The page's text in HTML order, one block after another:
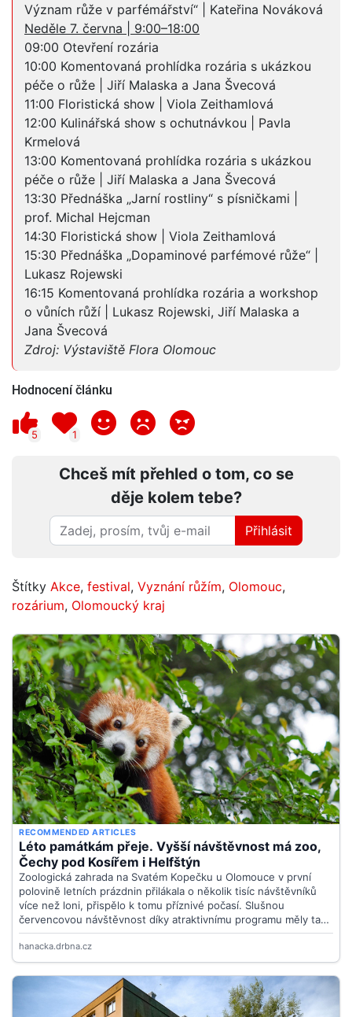
Význam růže v parfémářství“ | Kateřina Nováková
Neděle 7. června | 9:00–18:00
09:00 Otevření rozária
10:00 Komentovaná prohlídka rozária s ukázkou
péče o růže | Jiří Malaska a Jana Švecová
11:00 Floristická show | Viola Zeithamlová
12:00 Kulinářská show s ochutnávkou | Pavla
Krmelová
13:00 Komentovaná prohlídka rozária s ukázkou
péče o růže | Jiří Malaska a Jana Švecová
13:30 Přednáška „Jarní rostliny“ s písničkami |
prof. Michal Hejcman
14:30 Floristická show | Viola Zeithamlová
15:30 Přednáška „Dopaminové parfémové růže“ |
Lukasz Rojewski
16:15 Komentovaná prohlídka rozária a workshop
o vůních růží | Lukasz Rojewski, Jiří Malaska a
Jana Švecová
Zdroj: Výstaviště Flora Olomouc
Hodnocení článku
5 1
Chceš mít přehled o tom, co se
děje kolem tebe?
Přihlásit
Štítky Akce, festival, Vyznání růžím, Olomouc,
rozárium, Olomoucký kraj